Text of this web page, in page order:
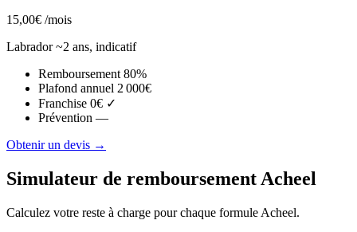
15,00€ /mois
Labrador ~2 ans, indicatif
Remboursement 80%
Plafond annuel 2 000€
Franchise 0€ ✓
Prévention —
Obtenir un devis →
Simulateur de remboursement Acheel
Calculez votre reste à charge pour chaque formule Acheel.